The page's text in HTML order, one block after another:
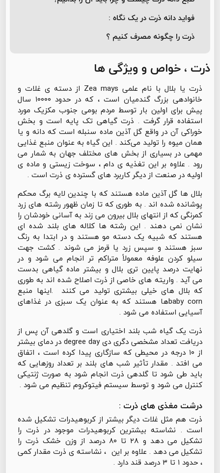
فواید دانه ذرت در یک نگاه :
ذرت را چگونه مصرف کنیم ؟
ذرت ، خواص و ویژگی ها
ذرت یا بلال با نام علمی Zea mays از دسته ی غلات و
خانوادهی بزرگ گندمیان است ، که در حدود ۱۰۰۰۰ سال
پیش برای اولین بار توسط مردم بومی جنوب مکزیک مورد
استفاده قرار گرفت . ذرت گیاهی تک پایه است و بخش
خوراکی آن در واقع گل آذین ماده سنبله است که دانه و یا
همان میوه را تولید می‌کند . این گیاه به عنوان منبع غذایی
مهمی در بسیاری از بخش های مختلف جهان به شمار می
رود . علاوه بر این تغذیه ی دام ، سوخت زیستی و ماده ی
اولیه در صنعت از دیگر کاربرد های گسترده ی ذرت است .
بلال ها گل آذین ماده هستند که با چندین لایه برگ محکم
پوشانده شده اند . به طوری که تا زمان ظهور رشته های زرد
کمرنگی که از انتهای بلال بیرون می زند به آسانی خودشان را
نشان نمی دهند . این رشته ها کلاله های بلند شده ای
هستند که شبیه یک دسته مو هستند و در ابتدا به رنگ
سبز هستند و سپس زرد یا قرمز می شوند . کشت جهت
سیلو کردن علوفه معمولاً متراکم تر انجام می شود و در
نهایت درصد پایین تری بلال و بیشتر ماده گیاهی بدست
می آید . واریته های خاصی از ذرت اصلاح شده اند به طوری
که بلال های خیلی بیشتری تولید می کنند .اینها منبع
baby cornها هستند که به عنوان یک سبزی در غذاهای
آسیایی استفاده می شود .
ذرت یک گیاه شب بلند اختیاری است و گلدهی آن پس از
دریافت تعداد مشخصی دگری دی degree day در دمای بیشتر
از ۱۰ درجه در محیطی که سازگاری پیدا کرده است ، اتفاق
می افتد . مقدار تأثیر شب های بلند بر تعداد روزهایی که
باید طی شود تا گلدهی ذرت انجام شود به صورت ژنتیکی
کنترل می شود و توسط سیستم فیتوکروم تنظیم می شود .
درشت مغذی های ذرت :
ذرت هم مثل غلات دیگر بیشتر از کربوهیدرات تشکیل شده
است . نشاسته بیشترین کربوهیدرات موجود در ذرت را
تشکیل می دهد و ۲۸ تا ۸۰ درصد از وزن خشک ذرت را
تشکیل می دهد . علاوه بر این ، نشاسته ی ذرت مقدار کمی
، حدود ۱ تا ۳ درصد قند دارد .